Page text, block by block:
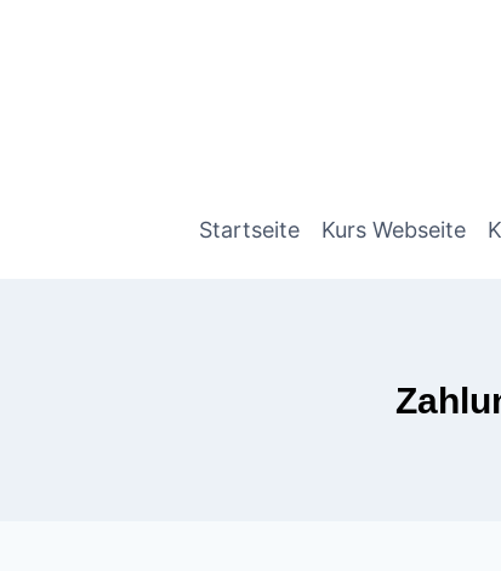
Startseite Kurs Webseite